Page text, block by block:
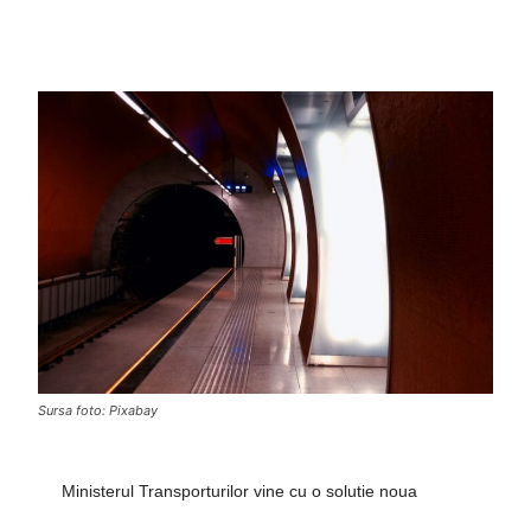
Sursa foto: Pixabay
Ministerul Transporturilor vine cu o solutie noua